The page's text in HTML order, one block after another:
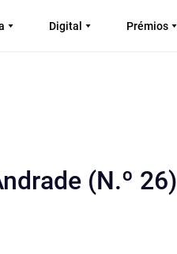
Digital Prémios
(N.º 26)